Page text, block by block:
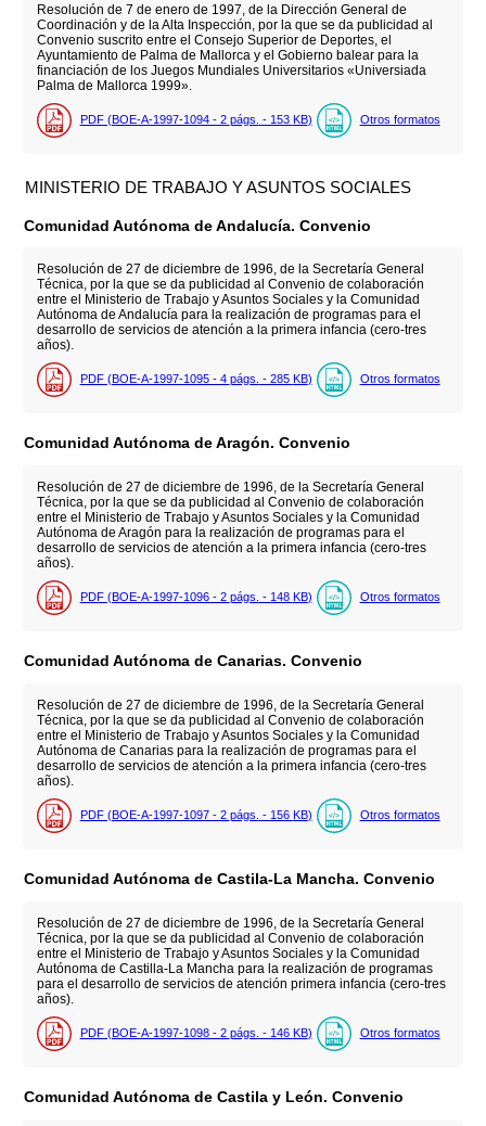
Resolución de 7 de enero de 1997, de la Dirección General de
Coordinación y de la Alta Inspección, por la que se da publicidad al
Convenio suscrito entre el Consejo Superior de Deportes, el
Ayuntamiento de Palma de Mallorca y el Gobierno balear para la
financiación de los Juegos Mundiales Universitarios «Universiada
Palma de Mallorca 1999».
PDF (BOE-A-1997-1094 - 2 págs. - 153 KB) Otros formatos
MINISTERIO DE TRABAJO Y ASUNTOS SOCIALES
Comunidad Autónoma de Andalucía. Convenio
Resolución de 27 de diciembre de 1996, de la Secretaría General
Técnica, por la que se da publicidad al Convenio de colaboración
entre el Ministerio de Trabajo y Asuntos Sociales y la Comunidad
Autónoma de Andalucía para la realización de programas para el
desarrollo de servicios de atención a la primera infancia (cero-tres
años).
PDF (BOE-A-1997-1095 - 4 págs. - 285 KB) Otros formatos
Comunidad Autónoma de Aragón. Convenio
Resolución de 27 de diciembre de 1996, de la Secretaría General
Técnica, por la que se da publicidad al Convenio de colaboración
entre el Ministerio de Trabajo y Asuntos Sociales y la Comunidad
Autónoma de Aragón para la realización de programas para el
desarrollo de servicios de atención a la primera infancia (cero-tres
años).
PDF (BOE-A-1997-1096 - 2 págs. - 148 KB) Otros formatos
Comunidad Autónoma de Canarias. Convenio
Resolución de 27 de diciembre de 1996, de la Secretaría General
Técnica, por la que se da publicidad al Convenio de colaboración
entre el Ministerio de Trabajo y Asuntos Sociales y la Comunidad
Autónoma de Canarias para la realización de programas para el
desarrollo de servicios de atención a la primera infancia (cero-tres
años).
PDF (BOE-A-1997-1097 - 2 págs. - 156 KB) Otros formatos
Comunidad Autónoma de Castila-La Mancha. Convenio
Resolución de 27 de diciembre de 1996, de la Secretaría General
Técnica, por la que se da publicidad al Convenio de colaboración
entre el Ministerio de Trabajo y Asuntos Sociales y la Comunidad
Autónoma de Castilla-La Mancha para la realización de programas
para el desarrollo de servicios de atención primera infancia (cero-tres
años).
PDF (BOE-A-1997-1098 - 2 págs. - 146 KB) Otros formatos
Comunidad Autónoma de Castila y León. Convenio